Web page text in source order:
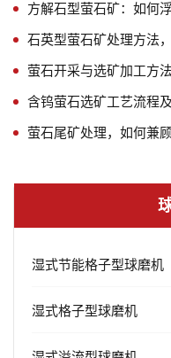
方解石型萤石矿：如何
石英型萤石矿处理方法
萤石开采与选矿加工方
含钨萤石选矿工艺流程
萤石尾矿处理，如何兼
湿式节能格子型球磨机
湿式格子型球磨机